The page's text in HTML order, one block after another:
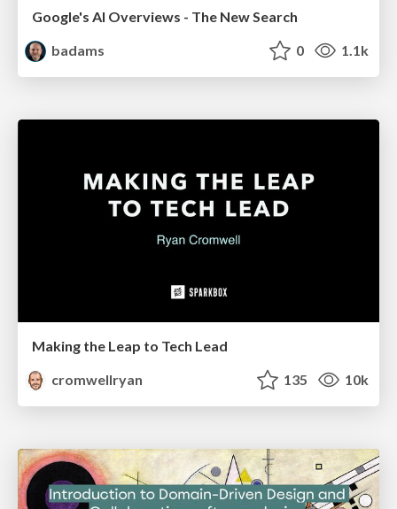
Google's AI Overviews - The New Search
badams
0 1.1k
Making the Leap to Tech Lead
cromwellryan
135 10k